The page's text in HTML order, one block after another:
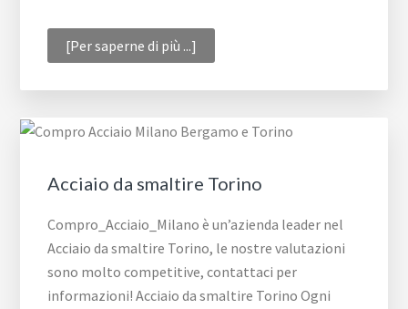
[Per saperne di più ...]
acciaio
Bergamo
Acciaio da smaltire Torino
Compro_Acciaio_Milano è un’azienda leader nel
Acciaio da smaltire Torino, le nostre valutazioni
sono molto competitive, contattaci per
informazioni! Acciaio da smaltire Torino Ogni